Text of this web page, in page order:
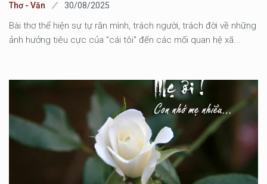
Thơ - Văn 30/08/2025
Bài thơ thể hiện sự tự răn mình, trách người, trách đời về những
ảnh hưởng tiêu cực của "cái tôi" đến các mối quan hệ xã...